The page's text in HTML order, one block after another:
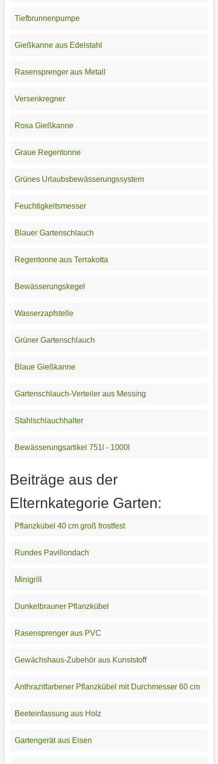
Tiefbrunnenpumpe
Gießkanne aus Edelstahl
Rasensprenger aus Metall
Versenkregner
Rosa Gießkanne
Graue Regentonne
Grünes Urlaubsbewässerungssystem
Feuchtigkeitsmesser
Blauer Gartenschlauch
Regentonne aus Terrakotta
Bewässerungskegel
Wasserzapfstelle
Grüner Gartenschlauch
Blaue Gießkanne
Gartenschlauch-Verteiler aus Messing
Stahlschlauchhalter
Bewässerungsartikel 751l - 1000l
Beiträge aus der
Elternkategorie Garten:
Pflanzkübel 40 cm groß frostfest
Rundes Pavillondach
Minigrill
Dunkelbrauner Pflanzkübel
Rasensprenger aus PVC
Gewächshaus-Zubehör aus Kunststoff
Anthrazitfarbener Pflanzkübel mit Durchmesser 60 cm
Beeteinfassung aus Holz
Gartengerät aus Eisen